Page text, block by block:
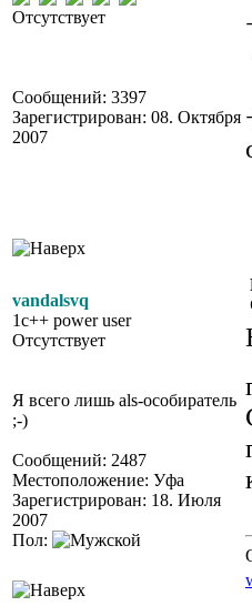
Отсутствует
Сообщений: 3397
Зарегистрирован: 08. Октября
2007
vandalsvq
1c++ power user
Отсутствует
Я всего лишь als-особиратель
;-)
Сообщений: 2487
Местоположение: Уфа
Зарегистрирован: 18. Июля
2007
Пол: